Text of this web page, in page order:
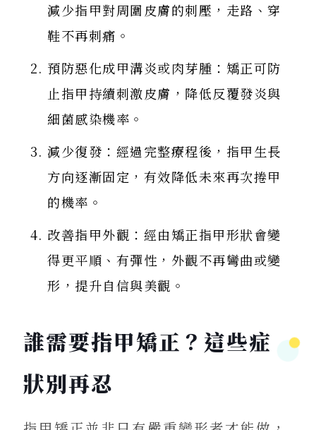
減少指甲對周圍皮膚的刺壓，走路、穿
鞋不再刺痛。
預防惡化成甲溝炎或肉芽腫：矯正可防
止指甲持續刺激皮膚，降低反覆發炎與
細菌感染機率。
減少復發：經過完整療程後，指甲生長
方向逐漸固定，有效降低未來再次捲甲
的機率。
改善指甲外觀：經由矯正指甲形狀會變
得更平順、有彈性，外觀不再彎曲或變
形，提升自信與美觀。
誰需要指甲矯正？這些症
狀別再忍